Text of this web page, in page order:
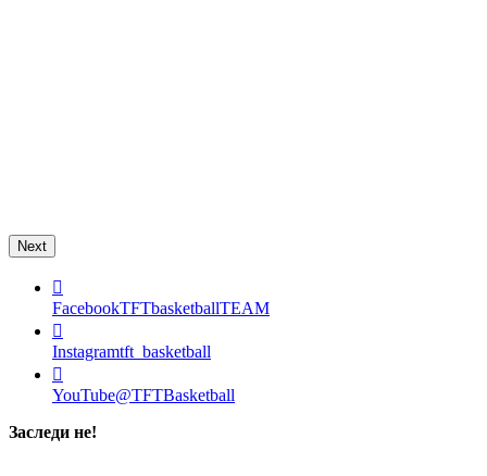
Next
FacebookTFTbasketballTEAM
Instagramtft_basketball
YouTube@TFTBasketball
Заследи не!